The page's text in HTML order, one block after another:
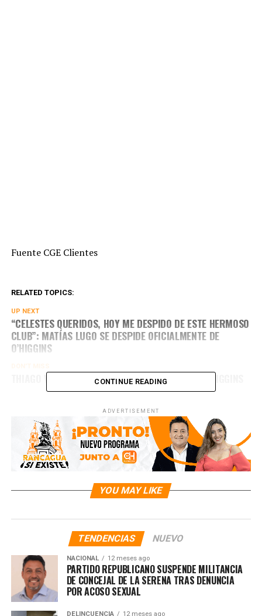
Fuente CGE Clientes
RELATED TOPICS:
UP NEXT
“CELESTES QUERIDOS, HOY ME DESPIDO DE ESTE HERMOSO
CLUB”: MATÍAS LUGO SE DESPIDE OFICIALMENTE DE
O’HIGGINS
THIAGO VECINO SERÍA EL NUEVO GOLEADOR DE O’HIGGINS
CONTINUE READING
ADVERTISEMENT
YOU MAY LIKE
TENDENCIAS NUEVO
NACIONAL 12 meses ago
PARTIDO REPUBLICANO SUSPENDE MILITANCIA
DE CONCEJAL DE LA SERENA TRAS DENUNCIA
POR ACOSO SEXUAL
DELINCUENCIA 12 meses ago